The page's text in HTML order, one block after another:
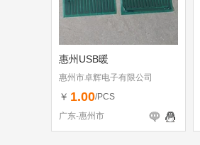
惠州USB暖
惠州市卓辉电子有限公司
￥ 1.00/PCS
广东-惠州市